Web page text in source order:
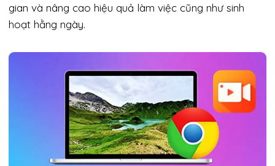
gian và nâng cao hiệu quả làm việc cũng như sinh
hoạt hằng ngày.